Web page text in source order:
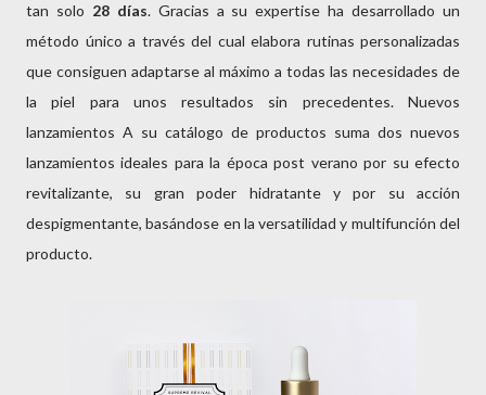
tan solo 28 días. Gracias a su expertise ha desarrollado un
método único a través del cual elabora rutinas personalizadas
que consiguen adaptarse al máximo a todas las necesidades de
la piel para unos resultados sin precedentes. Nuevos
lanzamientos A su catálogo de productos suma dos nuevos
lanzamientos ideales para la época post verano por su efecto
revitalizante, su gran poder hidratante y por su acción
despigmentante, basándose en la versatilidad y multifunción del
producto.